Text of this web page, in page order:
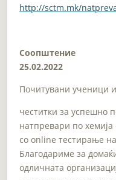
http://sctm.mk/
Соопштение
25.02.2022
Почитувани ученици
честитки за успешно
натпревари по
со online тестирање
Благодариме за
одличната